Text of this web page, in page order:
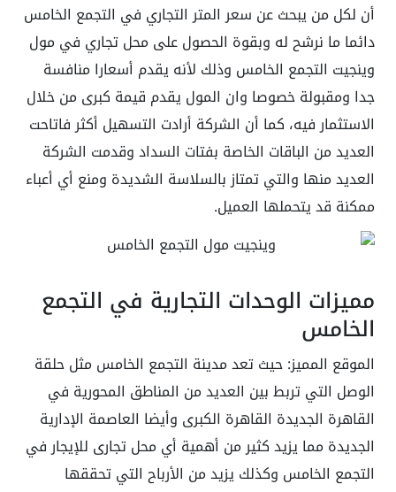
أن لكل من يبحث عن سعر المتر التجاري في التجمع الخامس
دائما ما نرشح له وبقوة الحصول على محل تجاري في مول
وينجيت التجمع الخامس وذلك لأنه يقدم أسعارا منافسة
جدا ومقبولة خصوصا وان المول يقدم قيمة كبرى من خلال
الاستثمار فيه، كما أن الشركة أرادت التسهيل أكثر فاتاحت
العديد من الباقات الخاصة بفتات السداد وقدمت الشركة
العديد منها والتي تمتاز بالسلاسة الشديدة ومنع أي أعباء
ممكنة قد يتحملها العميل.
مميزات الوحدات التجارية في التجمع
الخامس
الموقع المميز: حيث تعد مدينة التجمع الخامس مثل حلقة
الوصل التي تربط بين العديد من المناطق المحورية في
القاهرة الجديدة القاهرة الكبرى وأيضا العاصمة الإدارية
الجديدة مما يزيد كثير من أهمية أي محل تجارى للإيجار في
التجمع الخامس وكذلك يزيد من الأرباح التي تحققها